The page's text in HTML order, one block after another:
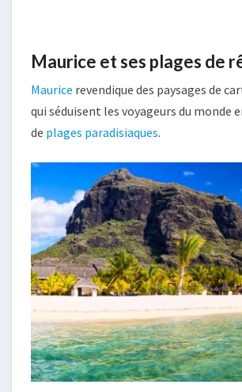
Maurice et ses plages de
Maurice revendique des paysages de
qui séduisent les voyageurs du monde
de plages paradisiaques.